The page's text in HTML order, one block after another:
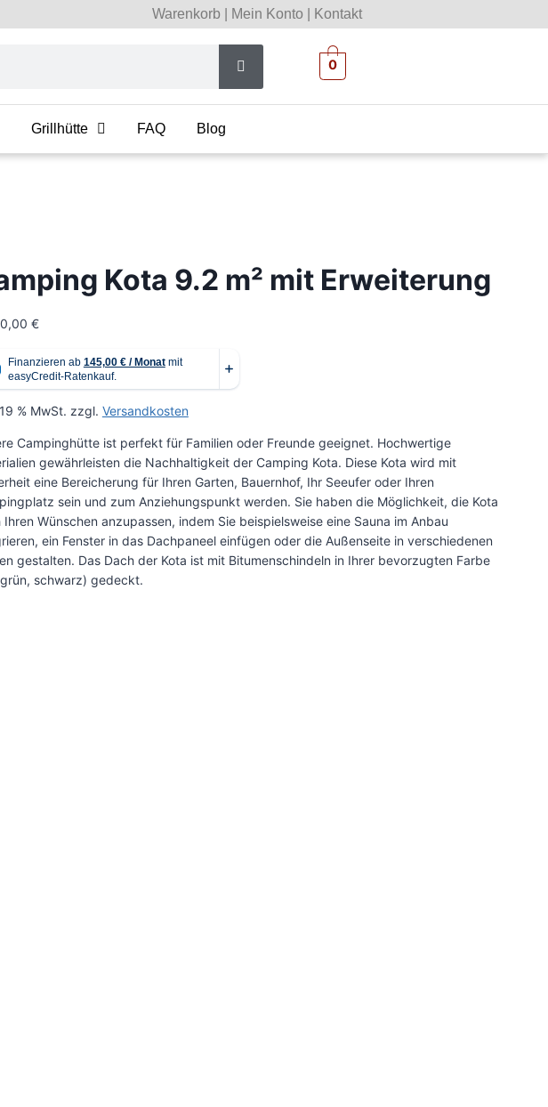
Warenkorb Mein Konto Kontakt
0
Grillhütte FAQ Blog
Kota 9.2 m² mit Erweiterung
€
% MwSt. zzgl. Versandkosten
Campinghütte ist perfekt für Familien oder Freunde geeignet. Hochwertige
gewährleisten die Nachhaltigkeit der Camping Kota. Diese Kota wird mit
eine Bereicherung für Ihren Garten, Bauernhof, Ihr Seeufer oder Ihren
sein und zum Anziehungspunkt werden. Sie haben die Möglichkeit, die Kota
Ihren Wünschen anzupassen, indem Sie beispielsweise eine Sauna im Anbau
ein Fenster in das Dachpaneel einfügen oder die Außenseite in verschiedenen
gestalten. Das Dach der Kota ist mit Bitumenschindeln in Ihrer bevorzugten Farbe
schwarz) gedeckt.